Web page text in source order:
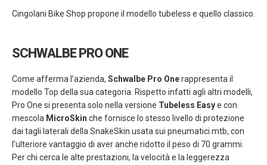
Cingolani Bike Shop propone il modello tubeless e quello classico.
SCHWALBE PRO ONE
Come afferma l’azienda, Schwalbe Pro Onerappresenta il
modello Top della sua categoria. Rispetto infatti agli altri modelli,
Pro One si presenta solo nella versione Tubeless Easye con
mescola MicroSkin che fornisce lo stesso livello di protezione
dai tagli laterali della SnakeSkin usata sui pneumatici mtb, con
l’ulteriore vantaggio di aver anche ridotto il peso di 70 grammi.
Per chi cerca le alte prestazioni, la velocità e la leggerezza